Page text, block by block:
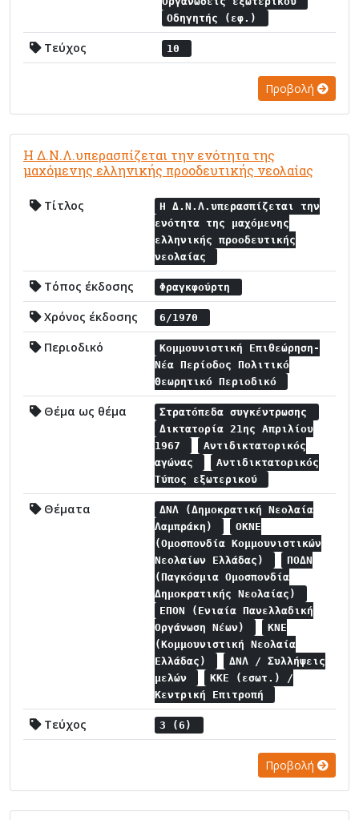
Οδηγητής (εφ.)
Τεύχος 10
Προβολή
Η Δ.Ν.Λ.υπερασπίζεται την ενότητα της
μαχόμενης ελληνικής προοδευτικής νεολαίας
Τίτλος
Η Δ.Ν.Λ.υπερασπίζεται την
ενότητα της μαχόμενης
ελληνικής προοδευτικής
νεολαίας
Τόπος έκδοσης Φραγκφούρτη
Χρόνος έκδοσης 6/1970
Περιοδικό
Κομμουνιστική Επιθεώρηση-
Νέα Περίοδος Πολιτικό
Θεωρητικό Περιοδικό
Θέμα ως θέμα
Στρατόπεδα συγκέντρωσης
Δικτατορία 21ης Απριλίου
1967
Αντιδικτατορικός
αγώνας
Αντιδικτατορικός
Τύπος εξωτερικού
Θέματα
ΔΝΛ (Δημοκρατική Νεολαία
Λαμπράκη)
ΟΚΝΕ
(Ομοσπονδία Κομμουνιστικών
Νεολαίων Ελλάδας)
ΠΟΔΝ
(Παγκόσμια Ομοσπονδία
Δημοκρατικής Νεολαίας)
ΕΠΟΝ (Ενιαία Πανελλαδική
Οργάνωση Νέων)
ΚΝΕ
(Κομμουνιστική Νεολαία
Ελλάδας)
ΔΝΛ / Συλλήψεις
μελών
ΚΚΕ (εσωτ.) /
Κεντρική Επιτροπή
Τεύχος 3 (6)
Προβολή